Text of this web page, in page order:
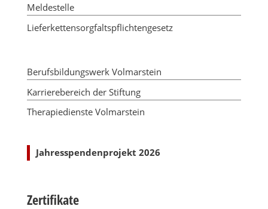
Meldestelle
Lieferkettensorgfaltspflichtengesetz
Berufsbildungswerk Volmarstein
Karrierebereich der Stiftung
Therapiedienste Volmarstein
Jahresspendenprojekt 2026
Zertifikate